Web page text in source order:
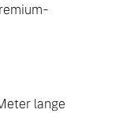
lange